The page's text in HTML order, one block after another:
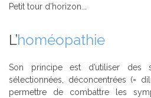
Petit tour d’horizon...
L’homéopathie
Son principe est d’utiliser des
sélectionnées, déconcentrées (=
permettre de combattre les